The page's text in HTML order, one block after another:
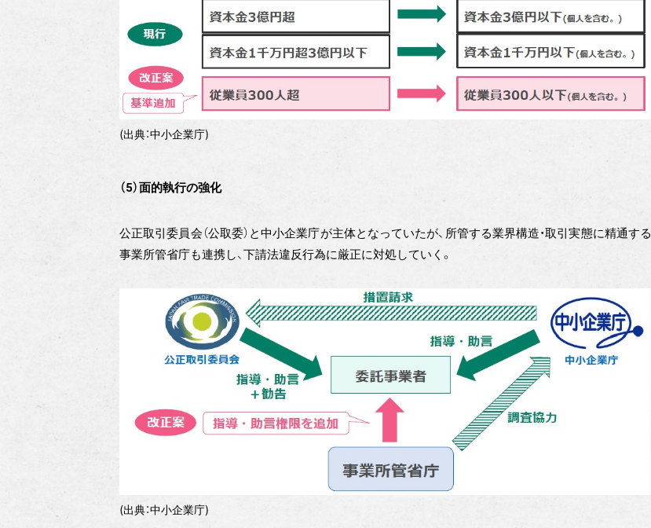
(出典：中小企業庁)
（5）面的執行の強化
公正取引委員会（公取委）と中小企業庁が主体となっていたが、所管する業界構造・取引実態に精通する
事業所管省庁も連携し、下請法違反行為に厳正に対処していく。
(出典：中小企業庁)